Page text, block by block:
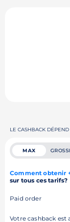
LE CASHBACK
MAX
Comment obtenir
sur tous ces tarifs?
Paid order
Votre cashback est